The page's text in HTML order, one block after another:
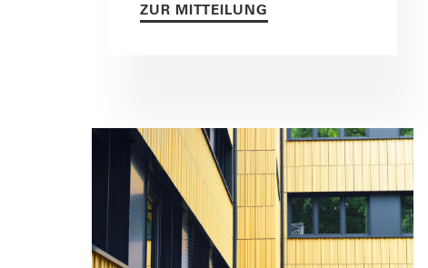
ZUR MITTEILUNG